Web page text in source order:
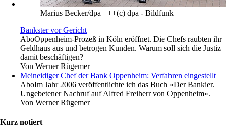
Marius Becker/dpa +++(c) dpa - Bildfunk
Bankster vor Gericht
AboOppenheim-Prozeß in Köln eröffnet. Die Chefs raubten ihr
Geldhaus aus und betrogen Kunden. Warum soll sich die Justiz
damit beschäftigen?
Von Werner Rügemer
Meineidiger Chef der Bank Oppenheim: Verfahren eingestellt
AboIm Jahr 2006 veröffentlichte ich das Buch »Der Bankier.
Ungebetener Nachruf auf Alfred Freiherr von Oppenheim«.
Von Werner Rügemer
Kurz notiert